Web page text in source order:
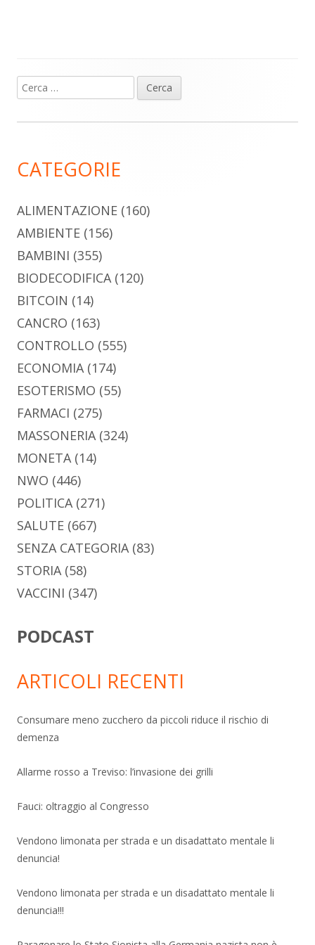
Barra
laterale
Ricerca
per:
CATEGORIE
ALIMENTAZIONE (160)
AMBIENTE (156)
BAMBINI (355)
BIODECODIFICA (120)
BITCOIN (14)
CANCRO (163)
CONTROLLO (555)
ECONOMIA (174)
ESOTERISMO (55)
FARMACI (275)
MASSONERIA (324)
MONETA (14)
NWO (446)
POLITICA (271)
SALUTE (667)
SENZA CATEGORIA (83)
STORIA (58)
VACCINI (347)
PODCAST
ARTICOLI RECENTI
Consumare meno zucchero da piccoli riduce il rischio di
demenza
Allarme rosso a Treviso: l’invasione dei grilli
Fauci: oltraggio al Congresso
Vendono limonata per strada e un disadattato mentale li
denuncia!
Vendono limonata per strada e un disadattato mentale li
denuncia!!!